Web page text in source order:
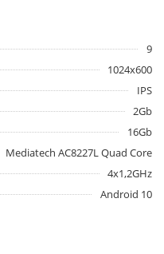
9
1024x600
IPS
2Gb
16Gb
Mediatech AC8227L Quad Core
4x1,2GHz
Android 10